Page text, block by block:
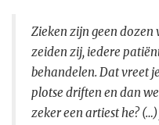
Zieken zijn geen dozen
zeiden zij, iedere
behandelen. Dat vreet
plotse driften en dan
zeker een artiest he?